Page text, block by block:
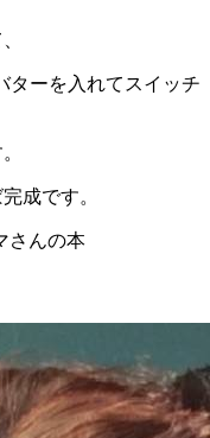
ーを入れてスイッチ
成です。
さんの本